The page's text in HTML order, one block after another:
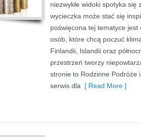
niezwykłe widoki spotyka
wycieczka może stać się
poświęcona tej tematyce
osób, które chcą poczuć
Finlandii, Islandii oraz
przestrzeń tworzy
stronie to Rodzinne Podróże
serwis dla [ Read More ]